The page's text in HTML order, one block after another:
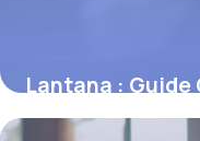
Lantana :
Entretien 2026